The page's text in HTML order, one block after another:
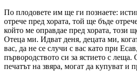
По плодовете им ще ги познаете:
отрече пред хората, той ще бъде
който ме оправдае пред хората, този
Отеца ми. Идват деня, децата ми,
вас, да не се случи с вас като при
първородството си за ястието с леща.
печатът на звяра, могат да купуват и